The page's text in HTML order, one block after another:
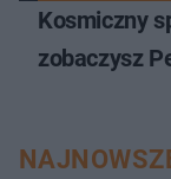
Kosmiczny
zobaczysz